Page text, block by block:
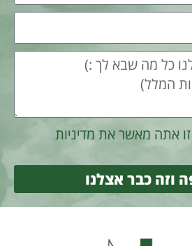
אתה מאשר את מדיניות
וזה כבר אצלנו